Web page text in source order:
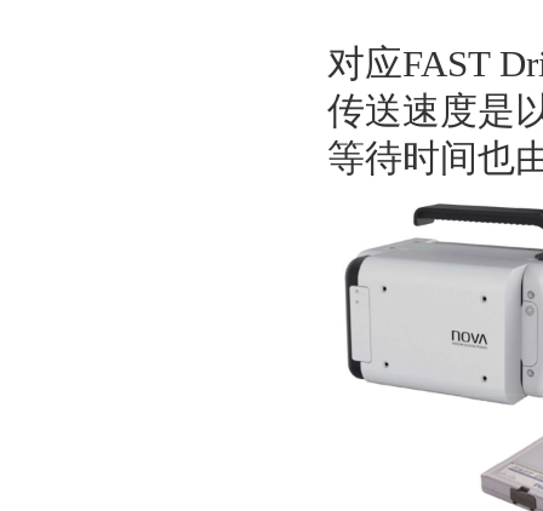
对应FAST
传送速度是
等待时间也